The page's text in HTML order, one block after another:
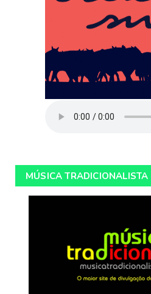
MÚSICA TRADICIONALISTA